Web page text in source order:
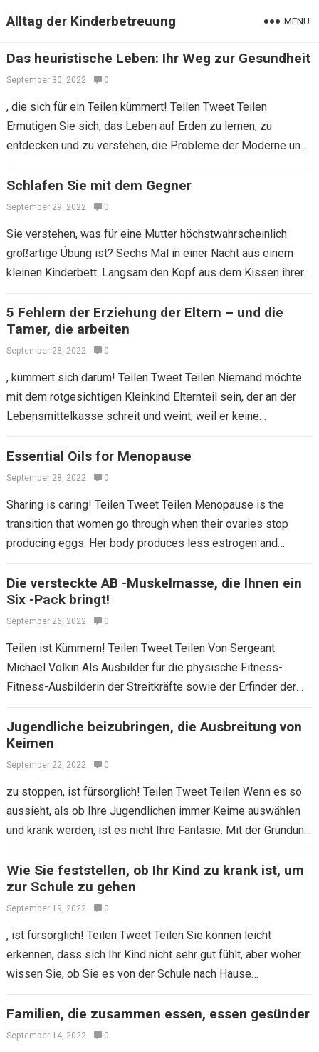
Alltag der Kinderbetreuung MENU
Das heuristische Leben: Ihr Weg zur Gesundheit
September 30, 2022 0
, die sich für ein Teilen kümmert! Teilen Tweet Teilen
Ermutigen Sie sich, das Leben auf Erden zu lernen, zu
entdecken und zu verstehen, die Probleme der Moderne und
Schlafen Sie mit dem Gegner
September 29, 2022 0
Sie verstehen, was für eine Mutter höchstwahrscheinlich
großartige Übung ist? Sechs Mal in einer Nacht aus einem
kleinen Kinderbett. Langsam den Kopf aus dem Kissen ihrer
5 Fehlern der Erziehung der Eltern – und die
Tamer, die arbeiten
September 28, 2022 0
, kümmert sich darum! Teilen Tweet Teilen Niemand möchte
mit dem rotgesichtigen Kleinkind Elternteil sein, der an der
Lebensmittelkasse schreit und weint, weil er keine
Essential Oils for Menopause
September 28, 2022 0
Sharing is caring! Teilen Tweet Teilen Menopause is the
transition that women go through when their ovaries stop
producing eggs. Her body produces less estrogen and
Die versteckte AB -Muskelmasse, die Ihnen ein
Six -Pack bringt!
September 26, 2022 0
Teilen ist Kümmern! Teilen Tweet Teilen Von Sergeant
Michael Volkin Als Ausbilder für die physische Fitness-
Fitness-Ausbilderin der Streitkräfte sowie der Erfinder der
glauben Sie…
Jugendliche beizubringen, die Ausbreitung von
Keimen
September 22, 2022 0
zu stoppen, ist fürsorglich! Teilen Tweet Teilen Wenn es so
aussieht, als ob Ihre Jugendlichen immer Keime auswählen
und krank werden, ist es nicht Ihre Fantasie. Mit der Gründung
Wie Sie feststellen, ob Ihr Kind zu krank ist, um
zur Schule zu gehen
September 19, 2022 0
, ist fürsorglich! Teilen Tweet Teilen Sie können leicht
erkennen, dass sich Ihr Kind nicht sehr gut fühlt, aber woher
wissen Sie, ob Sie es von der Schule nach Hause…
Familien, die zusammen essen, essen gesünder
September 14, 2022 0